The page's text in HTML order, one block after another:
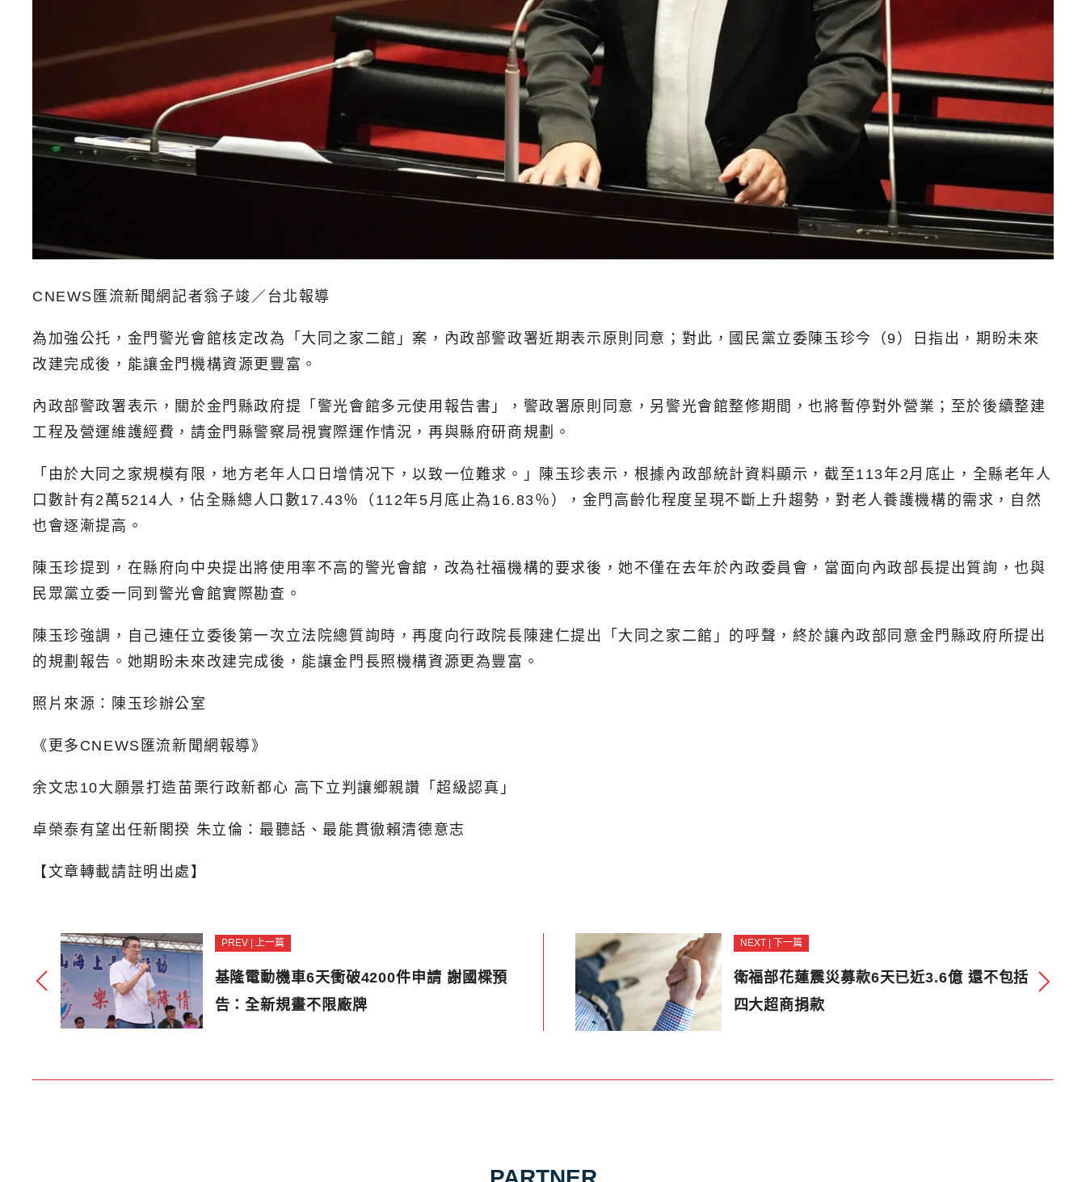
CNEWS匯流新聞網記者翁子竣／台北報導
為加強公托，金門警光會館核定改為「大同之家二館」案，內政部警政署近期表示原則同意；對此，國民黨立委陳玉珍今（9）日指出，期盼未來
改建完成後，能讓金門機構資源更豐富。
內政部警政署表示，關於金門縣政府提「警光會館多元使用報告書」，警政署原則同意，另警光會館整修期間，也將暫停對外營業；至於後續整建
工程及營運維護經費，請金門縣警察局視實際運作情況，再與縣府研商規劃。
「由於大同之家規模有限，地方老年人口日增情况下，以致一位難求。」陳玉珍表示，根據內政部統計資料顯示，截至113年2月底止，全縣老年人
口數計有2萬5214人，佔全縣總人口數17.43％（112年5月底止為16.83％），金門高齡化程度呈現不斷上升趨勢，對老人養護機構的需求，自然
也會逐漸提高。
陳玉珍提到，在縣府向中央提出將使用率不高的警光會舘，改為社福機構的要求後，她不僅在去年於內政委員會，當面向內政部長提出質詢，也與
民眾黨立委一同到警光會館實際勘查。
陳玉珍強調，自己連任立委後第一次立法院總質詢時，再度向行政院長陳建仁提出「大同之家二館」的呼聲，終於讓內政部同意金門縣政府所提出
的規劃報告。她期盼未來改建完成後，能讓金門長照機構資源更為豐富。
照片來源：陳玉珍辦公室
《更多 CNEWS 匯流新聞網報導》
余文忠10大願景打造苗栗行政新都心 高下立判讓鄉親讚「超級認真」
卓榮泰有望出任新閣揆 朱立倫：最聽話、最能貫徹賴清德意志
【文章轉載請註明出處】
PREV | 上一篇
基隆電動機車6天衝破4200件申請 謝國樑預
告：全新規畫不限廠牌
NEXT | 下一篇
衛福部花蓮震災募款6天已近3.6億 還不包括
四大超商捐款